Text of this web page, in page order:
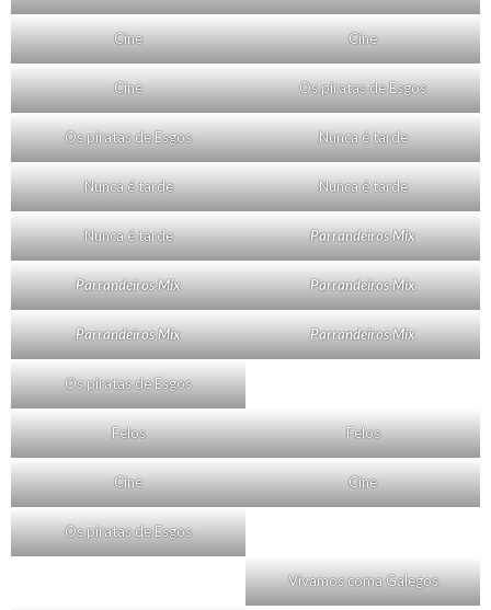
Cine Cine
Cine Os piratas de Esgos
Os piratas de Esgos Nunca é tarde
Nunca é tarde Nunca é tarde
Nunca é tarde Parrandeiros Mix
Parrandeiros Mix Parrandeiros Mix
Parrandeiros Mix Parrandeiros Mix
Os piratas de Esgos
Felos Felos
Cine Cine
Os piratas de Esgos
Vivamos coma Galegos